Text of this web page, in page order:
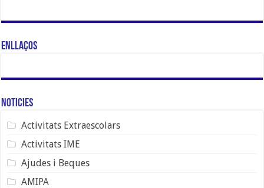
Enllaços
Noticies
Activitats Extraescolars
Activitats IME
Ajudes i Beques
AMIPA